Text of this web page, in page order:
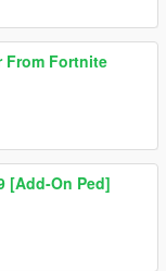
From Fortnite
[Add-On Ped]